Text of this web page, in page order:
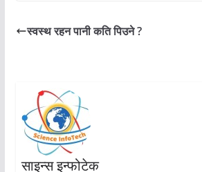
स्वस्थ रहन पानी कति पिउने ?
साइन्स इन्फोटेक